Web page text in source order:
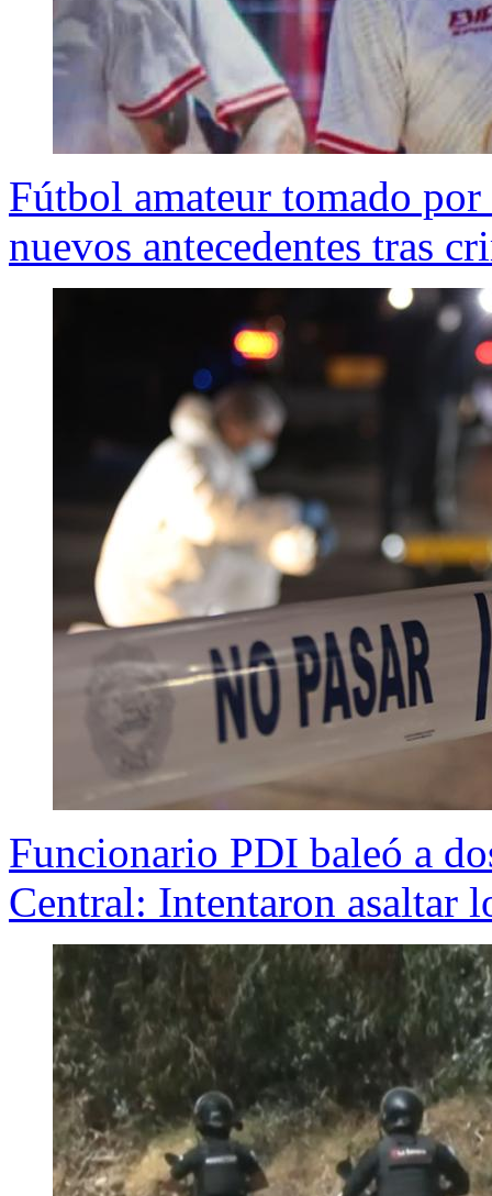
Fútbol amateur tomado
nuevos antecedentes tras
Funcionario PDI baleó a
Central: Intentaron asaltar